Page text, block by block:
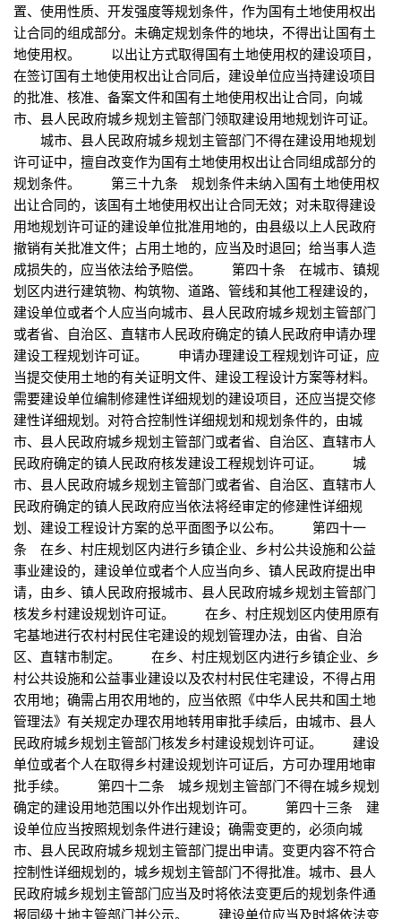
置、使用性质、开发强度等规划条件，作为国有土地使用权出
让合同的组成部分。未确定规划条件的地块，不得出让国有土
地使用权。 以出让方式取得国有土地使用权的建设项目，
在签订国有土地使用权出让合同后，建设单位应当持建设项目
的批准、核准、备案文件和国有土地使用权出让合同，向城
市、县人民政府城乡规划主管部门领取建设用地规划许可证。
城市、县人民政府城乡规划主管部门不得在建设用地规划
许可证中，擅自改变作为国有土地使用权出让合同组成部分的
规划条件。 第三十九条 规划条件未纳入国有土地使用权
出让合同的，该国有土地使用权出让合同无效；对未取得建设
用地规划许可证的建设单位批准用地的，由县级以上人民政府
撤销有关批准文件；占用土地的，应当及时退回；给当事人造
成损失的，应当依法给予赔偿。 第四十条 在城市、镇规
划区内进行建筑物、构筑物、道路、管线和其他工程建设的，
建设单位或者个人应当向城市、县人民政府城乡规划主管部门
或者省、自治区、直辖市人民政府确定的镇人民政府申请办理
建设工程规划许可证。 申请办理建设工程规划许可证，应
当提交使用土地的有关证明文件、建设工程设计方案等材料。
需要建设单位编制修建性详细规划的建设项目，还应当提交修
建性详细规划。对符合控制性详细规划和规划条件的，由城
市、县人民政府城乡规划主管部门或者省、自治区、直辖市人
民政府确定的镇人民政府核发建设工程规划许可证。 城
市、县人民政府城乡规划主管部门或者省、自治区、直辖市人
民政府确定的镇人民政府应当依法将经审定的修建性详细规
划、建设工程设计方案的总平面图予以公布。 第四十一
条 在乡、村庄规划区内进行乡镇企业、乡村公共设施和公益
事业建设的，建设单位或者个人应当向乡、镇人民政府提出申
请，由乡、镇人民政府报城市、县人民政府城乡规划主管部门
核发乡村建设规划许可证。 在乡、村庄规划区内使用原有
宅基地进行农村村民住宅建设的规划管理办法，由省、自治
区、直辖市制定。 在乡、村庄规划区内进行乡镇企业、乡
村公共设施和公益事业建设以及农村村民住宅建设，不得占用
农用地；确需占用农用地的，应当依照《中华人民共和国土地
管理法》有关规定办理农用地转用审批手续后，由城市、县人
民政府城乡规划主管部门核发乡村建设规划许可证。 建设
单位或者个人在取得乡村建设规划许可证后，方可办理用地审
批手续。 第四十二条 城乡规划主管部门不得在城乡规划
确定的建设用地范围以外作出规划许可。 第四十三条 建
设单位应当按照规划条件进行建设；确需变更的，必须向城
市、县人民政府城乡规划主管部门提出申请。变更内容不符合
控制性详细规划的，城乡规划主管部门不得批准。城市、县人
民政府城乡规划主管部门应当及时将依法变更后的规划条件通
报同级土地主管部门并公示。 建设单位应当及时将依法变